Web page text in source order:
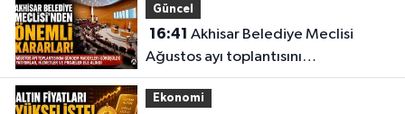
Güncel
16:41
Ağustos ayı toplantısını
gerçekleştirdi
Ekonomi